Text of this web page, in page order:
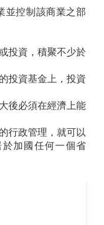
並控制該商業之部
投資，積聚不少於
投資基金上，投資
後必須在經濟上能
行政管理，就可以
加國任何一個省